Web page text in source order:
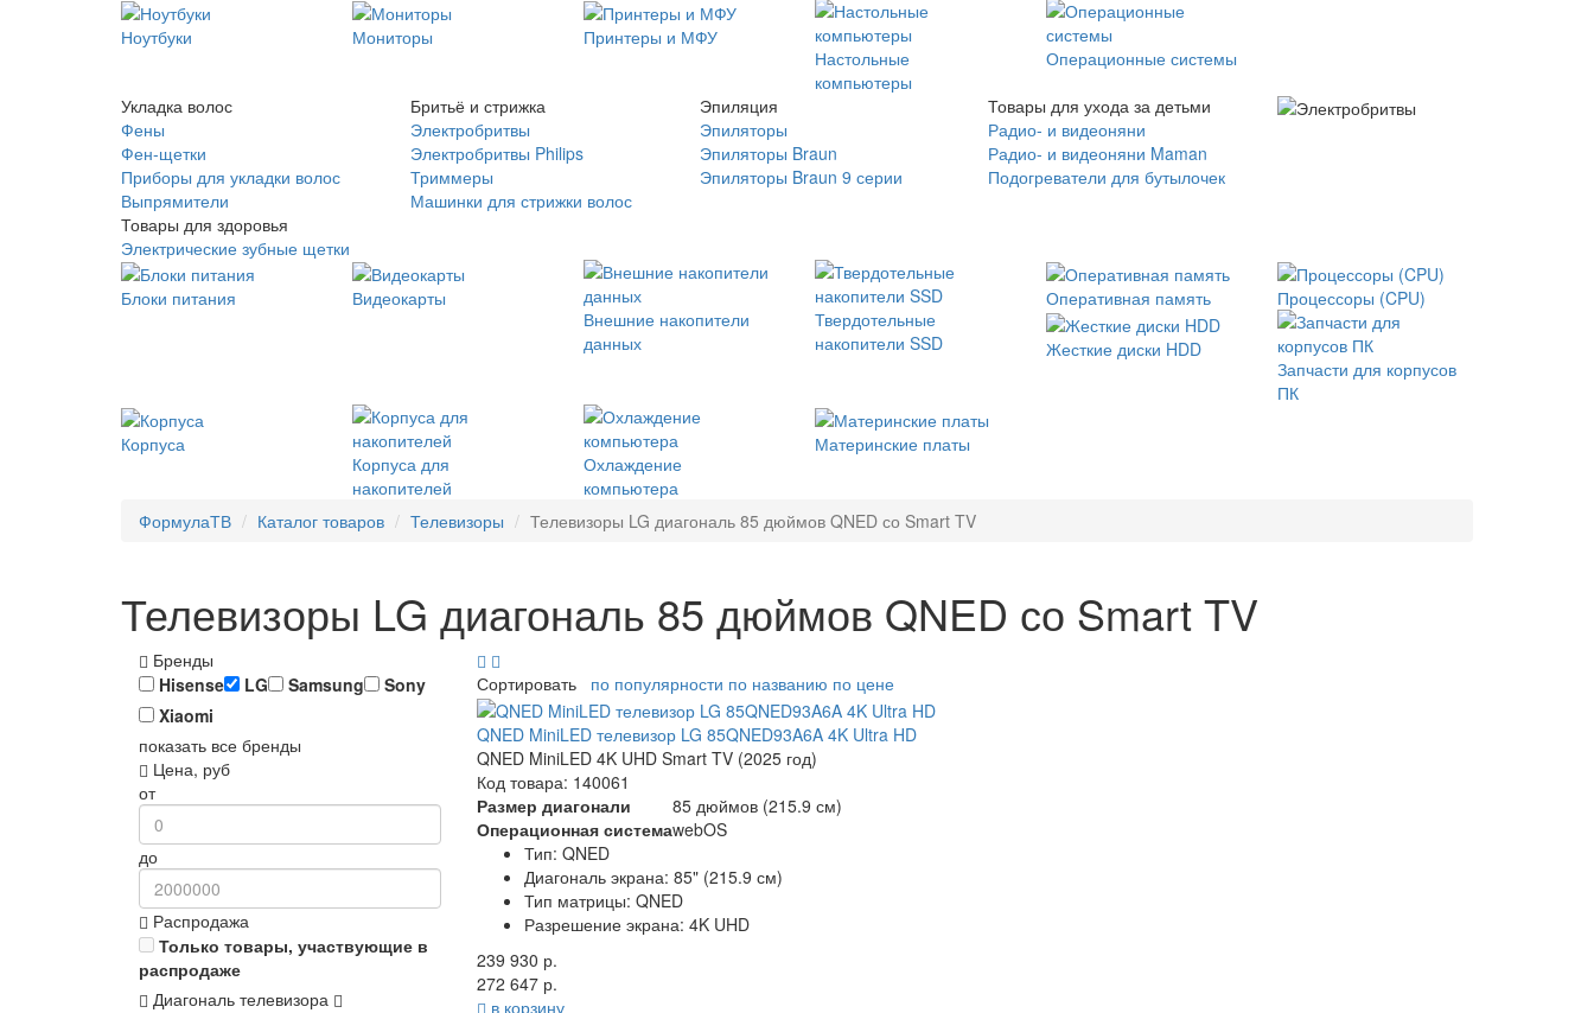
Ноутбуки Мониторы
Принтеры и МФУ
Настольные
компьютеры
Операционные системы
Укладка волос
Фены
Фен-щетки
Приборы для укладки волос
Выпрямители
Товары для здоровья
Электрические зубные щетки
Бритьё и стрижка
Электробритвы
Электробритвы Philips
Триммеры
Машинки для стрижки волос
Эпиляция
Эпиляторы
Эпиляторы Braun
Эпиляторы Braun 9 серии
Товары для ухода за детьми
Радио- и видеоняни
Радио- и видеоняни Maman
Подогреватели для бутылочек
Блоки питания
Видеокарты
Внешние накопители
данных
Твердотельные
накопители SSD
Оперативная память Процессоры (CPU)
Жесткие диски HDD
Запчасти для корпусов
ПК
Корпуса
Корпуса для
накопителей
Охлаждение
компьютера
Материнские платы
ФормулаТВ Каталог товаров Телевизоры Телевизоры LG диагональ 85 дюймов QNED со Smart TV
Телевизоры LG диагональ 85 дюймов QNED со Smart TV
Бренды
Hisense
LG Samsung
Sony
Xiaomi
показать все бренды
Цена, руб
от
до
Распродажа
Только товары, участвующие в
распродаже
Диагональ телевизора
Сортировать по популярности по названию по цене
QNED MiniLED телевизор LG 85QNED93A6A 4K Ultra HD
QNED MiniLED 4K UHD Smart TV (2025 год)
Код товара: 140061
Размер диагонали
85 дюймов (215.9 см)
Операционная системаwebOS
Тип: QNED
Диагональ экрана: 85" (215.9 см)
Тип матрицы: QNED
Разрешение экрана: 4K UHD
239 930 р.
272 647 р.
в корзину